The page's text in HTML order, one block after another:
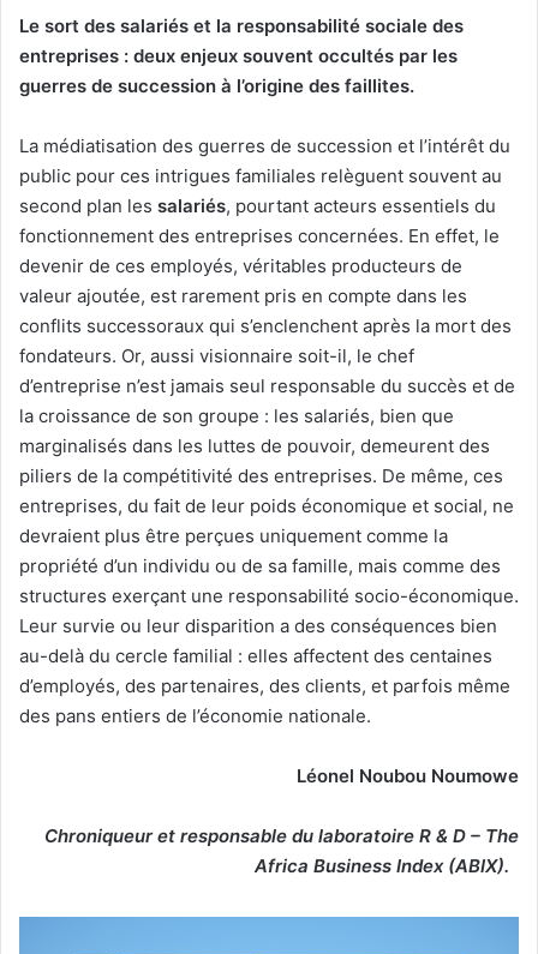
Le sort des salariés et la responsabilité sociale des
entreprises : deux enjeux souvent occultés par les
guerres de succession à l’origine des faillites.
La médiatisation des guerres de succession et l’intérêt du
public pour ces intrigues familiales relèguent souvent au
second plan les salariés, pourtant acteurs essentiels du
fonctionnement des entreprises concernées. En effet, le
devenir de ces employés, véritables producteurs de
valeur ajoutée, est rarement pris en compte dans les
conflits successoraux qui s’enclenchent après la mort des
fondateurs. Or, aussi visionnaire soit-il, le chef
d’entreprise n’est jamais seul responsable du succès et de
la croissance de son groupe : les salariés, bien que
marginalisés dans les luttes de pouvoir, demeurent des
piliers de la compétitivité des entreprises. De même, ces
entreprises, du fait de leur poids économique et social, ne
devraient plus être perçues uniquement comme la
propriété d’un individu ou de sa famille, mais comme des
structures exerçant une responsabilité socio-économique.
Leur survie ou leur disparition a des conséquences bien
au-delà du cercle familial : elles affectent des centaines
d’employés, des partenaires, des clients, et parfois même
des pans entiers de l’économie nationale.
Léonel Noubou Noumowe
Chroniqueur et responsable du laboratoire R & D – The
Africa Business Index (ABIX).